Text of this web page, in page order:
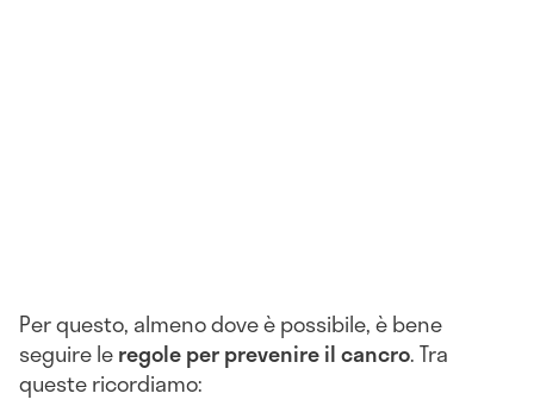
Per questo, almeno dove è possibile, è bene
seguire leregole per prevenire il cancro. Tra
queste ricordiamo: